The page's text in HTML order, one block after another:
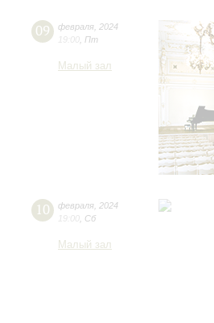
09 февраля 2024
19:00 Пт
Малый зал
10 февраля 2024
19:00 Сб
Малый зал